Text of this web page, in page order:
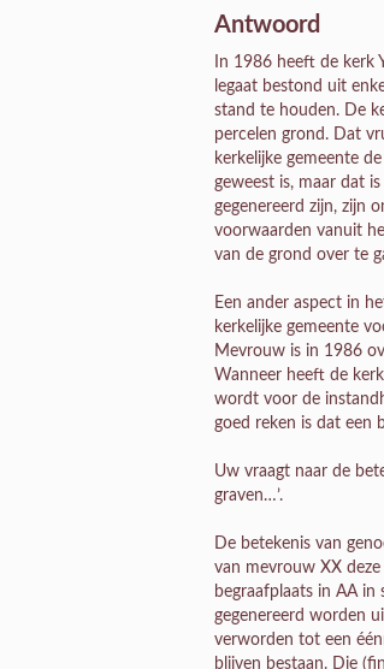
Antwoord
In 1986 heeft de kerk
legaat bestond uit
stand te houden. De
percelen grond. Dat
kerkelijke gemeente
geweest is, maar dat
gegenereerd zijn, zijn
voorwaarden vanuit
van de grond over te
Een ander aspect in
kerkelijke gemeente
Mevrouw is in 1986
Wanneer heeft de
wordt voor de
goed reken is dat een
Uw vraagt naar de
graven…’.
De betekenis van
van mevrouw XX
begraafplaats in AA
gegenereerd worden
verworden tot een
blijven bestaan. Die